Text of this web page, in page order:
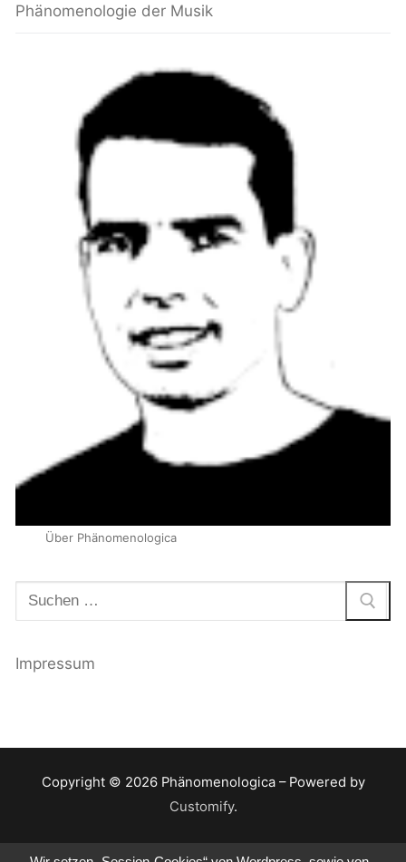
Phänomenologie der Musik
Über Phänomenologica
Suchen
nach:
Impressum
Copyright © 2026 Phänomenologica – Powered by
Customify.